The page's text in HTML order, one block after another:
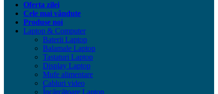
Oferta zilei
Cele mai vândute
Produse noi
Laptop & Computer
Baterii Laptop
Balamale Laptop
Tastaturi Laptop
Display Laptop
Mufe alimentare
Cabluri video
Încărcătoare Laptop